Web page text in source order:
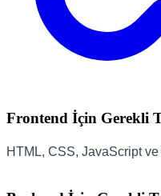
Frontend İçin Gerekli
HTML, CSS, JavaScript ve